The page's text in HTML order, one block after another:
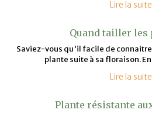
Lire la suite
Quand tailler les
Saviez-vous qu'il facile de
plante suite à sa floraison.
Lire la suite
Plante résistante